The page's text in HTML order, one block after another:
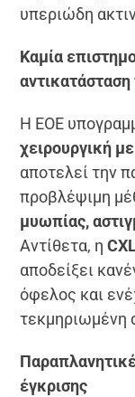
υπεριώδη
Καμία
αντικατάσταση
Η ΕΟΕ
χειρουργική
αποτελεί την
προβλέψιμη
μυωπίας,
Αντίθετα, η
αποδείξει
όφελος και
τεκμηριωμένη
έγκρισης